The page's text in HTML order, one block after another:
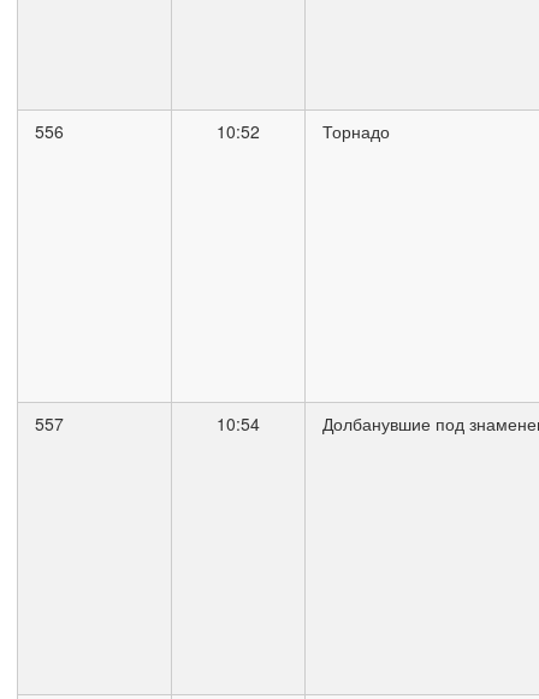
556 10:52 Торнадо
557 10:54 Долбанувшие под